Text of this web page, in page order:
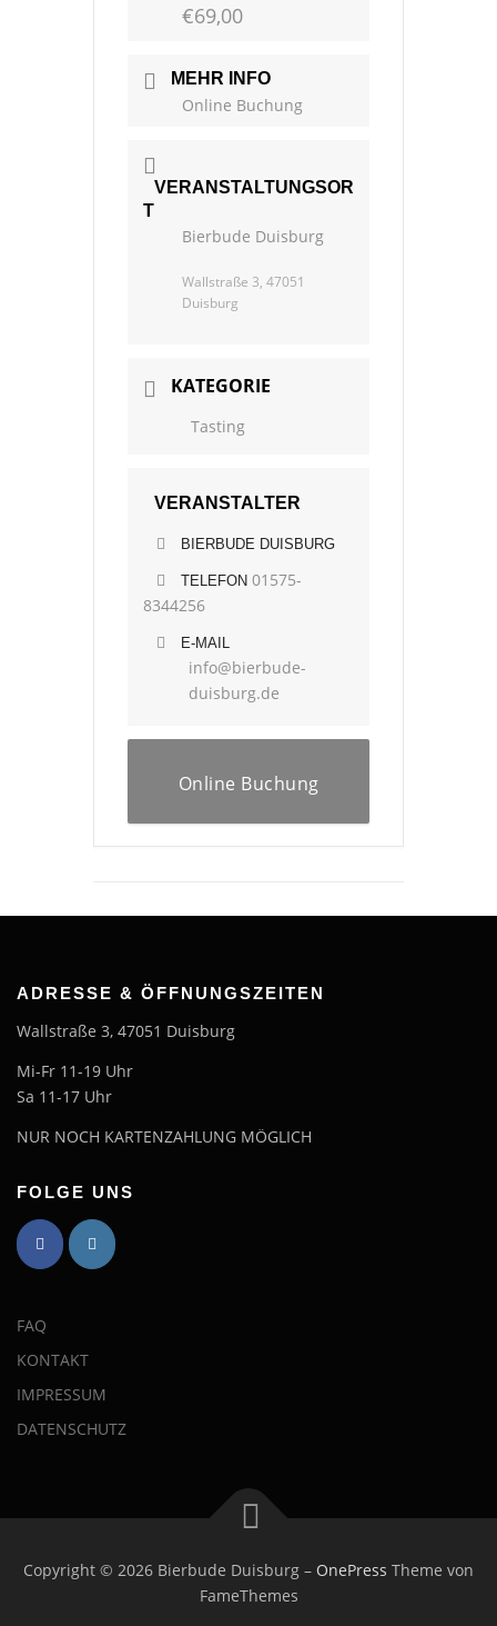
€69,00
MEHR INFO
Online Buchung
VERANSTALTUNGSOR
T
Bierbude Duisburg
Wallstraße 3, 47051
Duisburg
KATEGORIE
Tasting
VERANSTALTER
BIERBUDE DUISBURG
TELEFON 01575-
8344256
E-MAIL
info@bierbude-
duisburg.de
Online Buchung
ADRESSE & ÖFFNUNGSZEITEN
Wallstraße 3, 47051 Duisburg
Mi-Fr 11-19 Uhr
Sa 11-17 Uhr
NUR NOCH KARTENZAHLUNG MÖGLICH
FOLGE UNS
FAQ
KONTAKT
IMPRESSUM
DATENSCHUTZ
Copyright © 2026 Bierbude Duisburg – OnePress Theme von
FameThemes